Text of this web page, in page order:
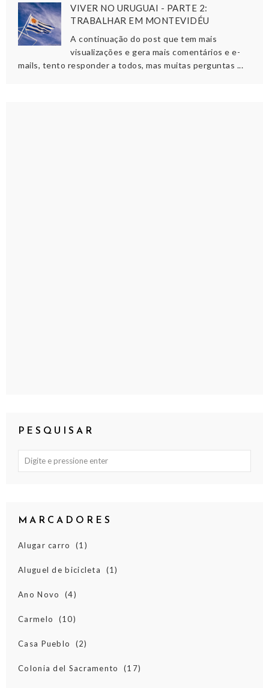
VIVER NO URUGUAI - PARTE 2:
TRABALHAR EM MONTEVIDÉU
A continuação do post que tem mais
visualizações e gera mais comentários e e-
mails, tento responder a todos, mas muitas perguntas ...
PESQUISAR
MARCADORES
Alugar carro (1)
Aluguel de bicicleta (1)
Ano Novo (4)
Carmelo (10)
Casa Pueblo (2)
Colonia del Sacramento (17)